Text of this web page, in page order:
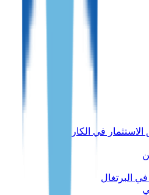
في الكاريبي
البرتغال